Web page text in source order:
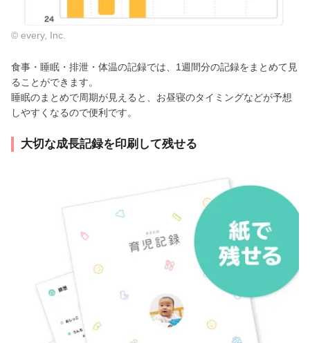
© every, Inc.
食事・睡眠・排泄・体温の記録では、1週間分の記録をまとめて見
ることができます。
睡眠のまとめで周期が見えると、お昼寝のタイミングなどが予想
しやすくなるので便利です。
大切な成長記録を印刷して残せる